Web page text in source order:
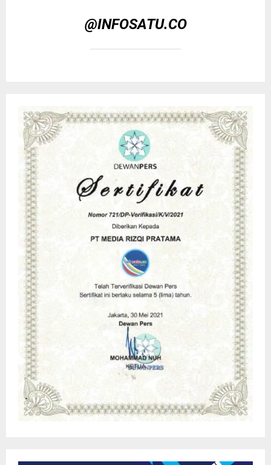
@INFOSATU.CO